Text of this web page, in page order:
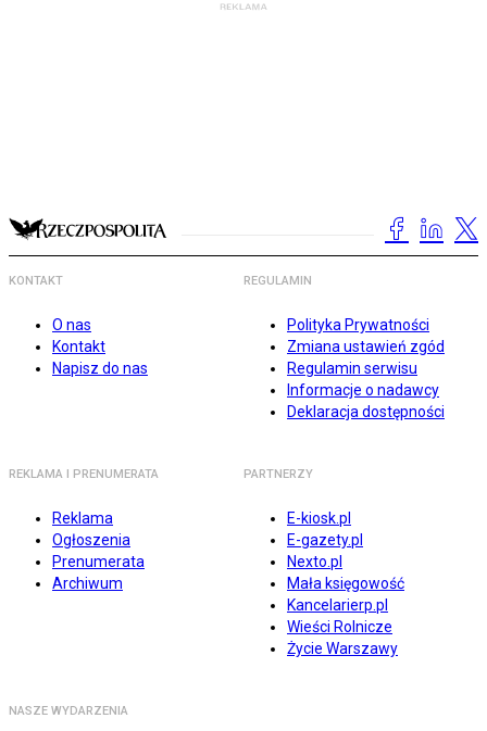
KONTAKT
O nas
Kontakt
Napisz do nas
REGULAMIN
Polityka Prywatności
Zmiana ustawień zgód
Regulamin serwisu
Informacje o nadawcy
Deklaracja dostępności
REKLAMA I PRENUMERATA
Reklama
Ogłoszenia
Prenumerata
Archiwum
PARTNERZY
E-kiosk.pl
E-gazety.pl
Nexto.pl
Mała księgowość
Kancelarierp.pl
Wieści Rolnicze
Życie Warszawy
NASZE WYDARZENIA